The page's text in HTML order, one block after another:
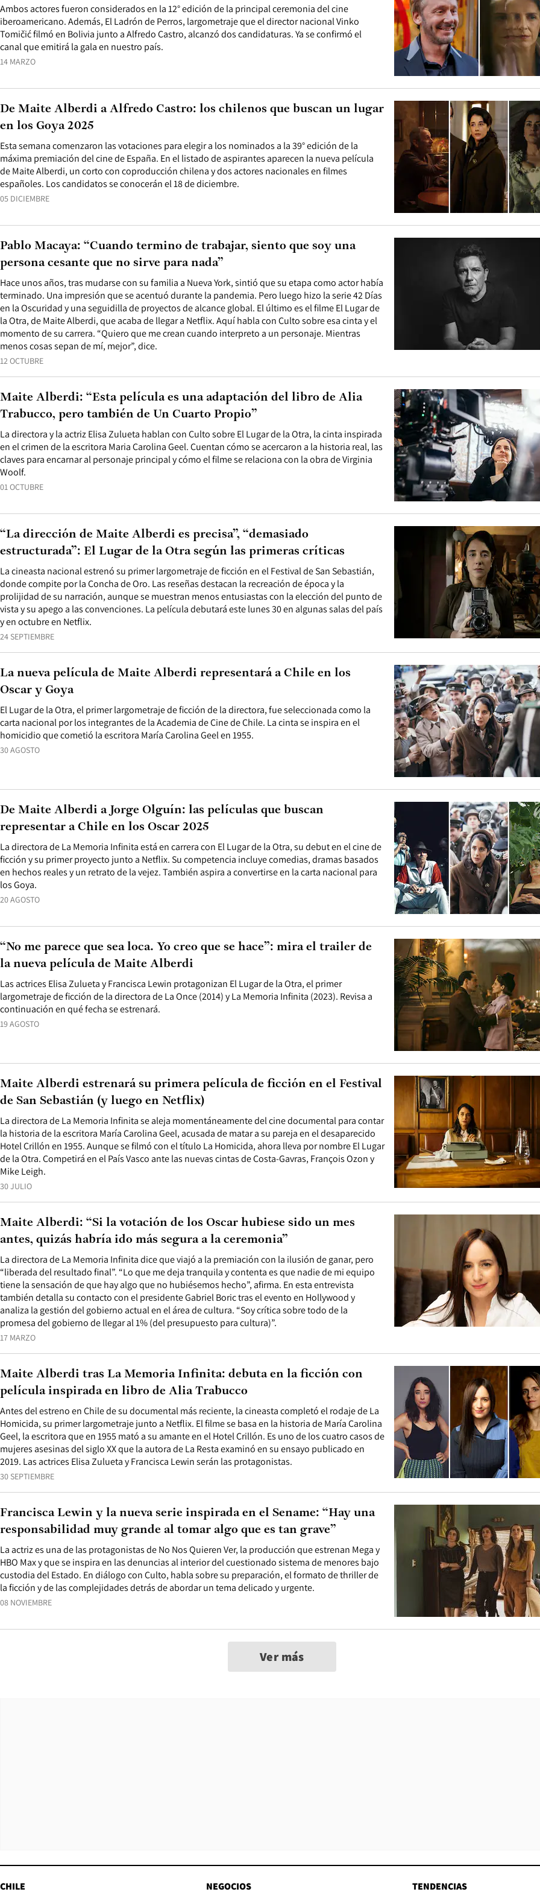
14 MARZO
Ambos actores fueron considerados en la 12° edición de la principal ceremonia del cine
iberoamericano. Además, El Ladrón de Perros, largometraje que el director nacional Vinko
Tomičić filmó en Bolivia junto a Alfredo Castro, alcanzó dos candidaturas. Ya se confirmó el
canal que emitirá la gala en nuestro país.
05 DICIEMBRE
Esta semana comenzaron las votaciones para elegir a los nominados a la 39° edición de la
máxima premiación del cine de España. En el listado de aspirantes aparecen la nueva película
de Maite Alberdi, un corto con coproducción chilena y dos actores nacionales en filmes
españoles. Los candidatos se conocerán el 18 de diciembre.
De Maite Alberdi a Alfredo Castro: los chilenos que buscan un lugar
en los Goya 2025
12 OCTUBRE
Hace unos años, tras mudarse con su familia a Nueva York, sintió que su etapa como actor había
terminado. Una impresión que se acentuó durante la pandemia. Pero luego hizo la serie 42 Días
en la Oscuridad y una seguidilla de proyectos de alcance global. El último es el filme El Lugar de
la Otra, de Maite Alberdi, que acaba de llegar a Netflix. Aquí habla con Culto sobre esa cinta y el
momento de su carrera. “Quiero que me crean cuando interpreto a un personaje. Mientras
menos cosas sepan de mí, mejor”, dice.
Pablo Macaya: “Cuando termino de trabajar, siento que soy una
persona cesante que no sirve para nada”
01 OCTUBRE
La directora y la actriz Elisa Zulueta hablan con Culto sobre El Lugar de la Otra, la cinta inspirada
en el crimen de la escritora Maria Carolina Geel. Cuentan cómo se acercaron a la historia real, las
claves para encarnar al personaje principal y cómo el filme se relaciona con la obra de Virginia
Woolf.
Maite Alberdi: “Esta película es una adaptación del libro de Alia
Trabucco, pero también de Un Cuarto Propio”
24 SEPTIEMBRE
La cineasta nacional estrenó su primer largometraje de ficción en el Festival de San Sebastián,
donde compite por la Concha de Oro. Las reseñas destacan la recreación de época y la
prolijidad de su narración, aunque se muestran menos entusiastas con la elección del punto de
vista y su apego a las convenciones. La película debutará este lunes 30 en algunas salas del país
y en octubre en Netflix.
“La dirección de Maite Alberdi es precisa”, “demasiado
estructurada”: El Lugar de la Otra según las primeras críticas
30 AGOSTO
El Lugar de la Otra, el primer largometraje de ficción de la directora, fue seleccionada como la
carta nacional por los integrantes de la Academia de Cine de Chile. La cinta se inspira en el
homicidio que cometió la escritora María Carolina Geel en 1955.
La nueva película de Maite Alberdi representará a Chile en los
Oscar y Goya
20 AGOSTO
La directora de La Memoria Infinita está en carrera con El Lugar de la Otra, su debut en el cine de
ficción y su primer proyecto junto a Netflix. Su competencia incluye comedias, dramas basados
en hechos reales y un retrato de la vejez. También aspira a convertirse en la carta nacional para
los Goya.
De Maite Alberdi a Jorge Olguín: las películas que buscan
representar a Chile en los Oscar 2025
19 AGOSTO
Las actrices Elisa Zulueta y Francisca Lewin protagonizan El Lugar de la Otra, el primer
largometraje de ficción de la directora de La Once (2014) y La Memoria Infinita (2023). Revisa a
continuación en qué fecha se estrenará.
“No me parece que sea loca. Yo creo que se hace”: mira el trailer de
la nueva película de Maite Alberdi
30 JULIO
La directora de La Memoria Infinita se aleja momentáneamente del cine documental para contar
la historia de la escritora María Carolina Geel, acusada de matar a su pareja en el desaparecido
Hotel Crillón en 1955. Aunque se filmó con el título La Homicida, ahora lleva por nombre El Lugar
de la Otra. Competirá en el País Vasco ante las nuevas cintas de Costa-Gavras, François Ozon y
Mike Leigh.
Maite Alberdi estrenará su primera película de ficción en el Festival
de San Sebastián (y luego en Netflix)
17 MARZO
La directora de La Memoria Infinita dice que viajó a la premiación con la ilusión de ganar, pero
“liberada del resultado final”. “Lo que me deja tranquila y contenta es que nadie de mi equipo
tiene la sensación de que hay algo que no hubiésemos hecho”, afirma. En esta entrevista
también detalla su contacto con el presidente Gabriel Boric tras el evento en Hollywood y
analiza la gestión del gobierno actual en el área de cultura. “Soy crítica sobre todo de la
promesa del gobierno de llegar al 1% (del presupuesto para cultura)”.
Maite Alberdi: “Si la votación de los Oscar hubiese sido un mes
antes, quizás habría ido más segura a la ceremonia”
30 SEPTIEMBRE
Antes del estreno en Chile de su documental más reciente, la cineasta completó el rodaje de La
Homicida, su primer largometraje junto a Netflix. El filme se basa en la historia de María Carolina
Geel, la escritora que en 1955 mató a su amante en el Hotel Crillón. Es uno de los cuatro casos de
mujeres asesinas del siglo XX que la autora de La Resta examinó en su ensayo publicado en
2019. Las actrices Elisa Zulueta y Francisca Lewin serán las protagonistas.
Maite Alberdi tras La Memoria Infinita: debuta en la ficción con
película inspirada en libro de Alia Trabucco
08 NOVIEMBRE
La actriz es una de las protagonistas de No Nos Quieren Ver, la producción que estrenan Mega y
HBO Max y que se inspira en las denuncias al interior del cuestionado sistema de menores bajo
custodia del Estado. En diálogo con Culto, habla sobre su preparación, el formato de thriller de
la ficción y de las complejidades detrás de abordar un tema delicado y urgente.
Francisca Lewin y la nueva serie inspirada en el Sename: “Hay una
responsabilidad muy grande al tomar algo que es tan grave”
Ver más
CHILE NEGOCIOS TENDENCIAS